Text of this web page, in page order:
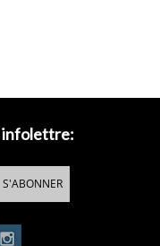
être?Comme avec les
tout
compactes.
mince de la tête
naturelle.
infolettre:
S'ABONNER